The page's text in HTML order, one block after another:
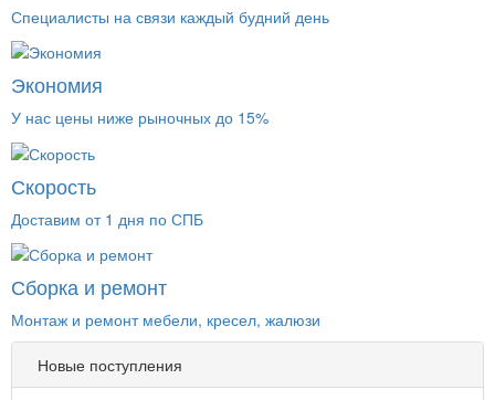
Специалисты на связи каждый будний день
Экономия
У нас цены ниже рыночных до 15%
Скорость
Доставим от 1 дня по СПБ
Сборка и ремонт
Монтаж и ремонт мебели, кресел, жалюзи
Новые поступления